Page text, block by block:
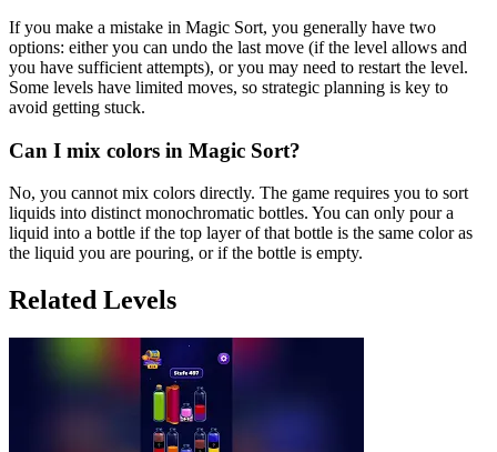
If you make a mistake in Magic Sort, you generally have two
options: either you can undo the last move (if the level allows and
you have sufficient attempts), or you may need to restart the level.
Some levels have limited moves, so strategic planning is key to
avoid getting stuck.
Can I mix colors in Magic Sort?
No, you cannot mix colors directly. The game requires you to sort
liquids into distinct monochromatic bottles. You can only pour a
liquid into a bottle if the top layer of that bottle is the same color as
the liquid you are pouring, or if the bottle is empty.
Related Levels